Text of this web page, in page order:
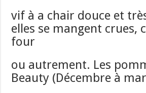
vif à a chair douce et
elles se mangent crues,
four
ou autrement. Les
Beauty (Décembre à